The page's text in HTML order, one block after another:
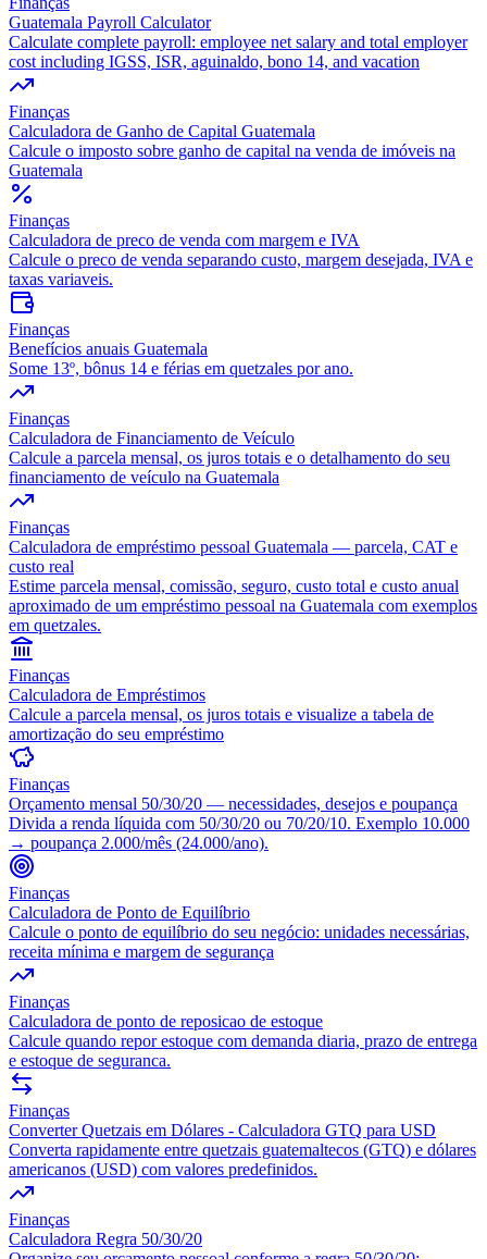
Guatemala Payroll Calculator
Calculate complete payroll: employee net salary and total employer
cost including IGSS, ISR, aguinaldo, bono 14, and vacation
Finanças
Calculadora de Ganho de Capital Guatemala
Calcule o imposto sobre ganho de capital na venda de imóveis na
Guatemala
Finanças
Calculadora de preco de venda com margem e IVA
Calcule o preco de venda separando custo, margem desejada, IVA e
taxas variaveis.
Finanças
Benefícios anuais Guatemala
Some 13º, bônus 14 e férias em quetzales por ano.
Finanças
Calculadora de Financiamento de Veículo
Calcule a parcela mensal, os juros totais e o detalhamento do seu
financiamento de veículo na Guatemala
Finanças
Calculadora de empréstimo pessoal Guatemala — parcela, CAT e
custo real
Estime parcela mensal, comissão, seguro, custo total e custo anual
aproximado de um empréstimo pessoal na Guatemala com exemplos
em quetzales.
Finanças
Calculadora de Empréstimos
Calcule a parcela mensal, os juros totais e visualize a tabela de
amortização do seu empréstimo
Finanças
Orçamento mensal 50/30/20 — necessidades, desejos e poupança
Divida a renda líquida com 50/30/20 ou 70/20/10. Exemplo 10.000
→ poupança 2.000/mês (24.000/ano).
Finanças
Calculadora de Ponto de Equilíbrio
Calcule o ponto de equilíbrio do seu negócio: unidades necessárias,
receita mínima e margem de segurança
Finanças
Calculadora de ponto de reposicao de estoque
Calcule quando repor estoque com demanda diaria, prazo de entrega
e estoque de seguranca.
Finanças
Converter Quetzais em Dólares - Calculadora GTQ para USD
Converta rapidamente entre quetzais guatemaltecos (GTQ) e dólares
americanos (USD) com valores predefinidos.
Finanças
Calculadora Regra 50/30/20